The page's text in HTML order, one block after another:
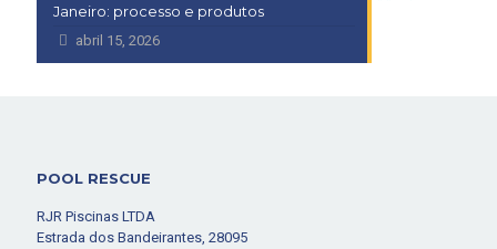
Janeiro: processo e produtos
abril 15, 2026
POOL RESCUE
RJR Piscinas LTDA
Estrada dos Bandeirantes, 28095